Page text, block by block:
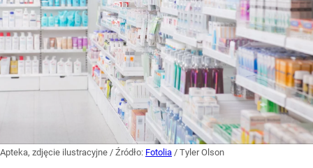
Apteka, zdjęcie ilustracyjne / Źródło: Fotolia / Tyler Olson